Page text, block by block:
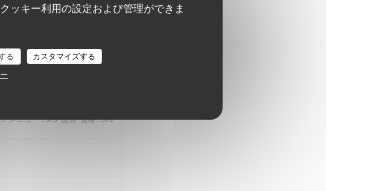
ッキー利用の設定および管理ができま
る
カスタマイズする
メニュー:5/5 品質-価格:5
メニュー:5/5 品質-価格:5/5